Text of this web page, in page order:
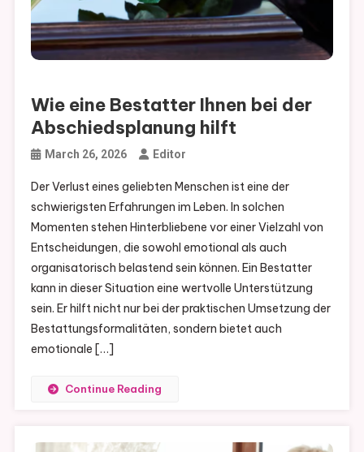
Wie eine Bestatter Ihnen bei der
Abschiedsplanung hilft
March 26, 2026 Editor
Der Verlust eines geliebten Menschen ist eine der
schwierigsten Erfahrungen im Leben. In solchen
Momenten stehen Hinterbliebene vor einer Vielzahl von
Entscheidungen, die sowohl emotional als auch
organisatorisch belastend sein können. Ein Bestatter
kann in dieser Situation eine wertvolle Unterstützung
sein. Er hilft nicht nur bei der praktischen Umsetzung der
Bestattungsformalitäten, sondern bietet auch
emotionale […]
Continue Reading